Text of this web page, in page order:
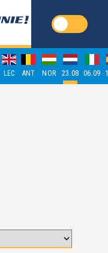
LEC ANT NOR 23.08 06.09